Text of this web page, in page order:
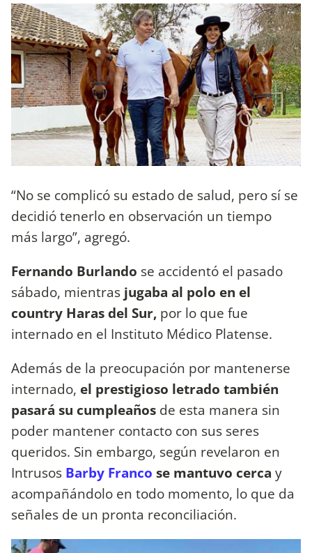
“No se complicó su estado de salud, pero sí se
decidió tenerlo en observación un tiempo
más largo”, agregó.
Fernando Burlando se accidentó el pasado
sábado, mientras jugaba al polo en el
country Haras del Sur, por lo que fue
internado en el Instituto Médico Platense.
Además de la preocupación por mantenerse
internado, el prestigioso letrado también
pasará su cumpleaños de esta manera sin
poder mantener contacto con sus seres
queridos. Sin embargo, según revelaron en
Intrusos Barby Franco se mantuvo cerca y
acompañándolo en todo momento, lo que da
señales de un pronta reconciliación.